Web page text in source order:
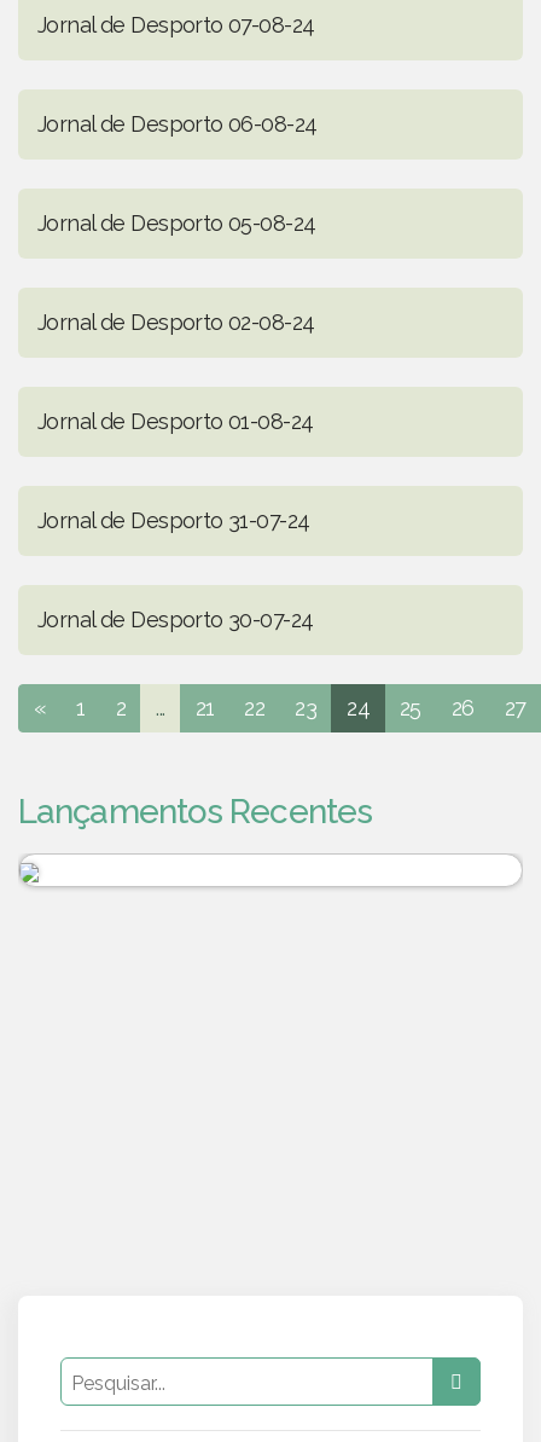
Jornal de Desporto 07-08-24
Jornal de Desporto 06-08-24
Jornal de Desporto 05-08-24
Jornal de Desporto 02-08-24
Jornal de Desporto 01-08-24
Jornal de Desporto 31-07-24
Jornal de Desporto 30-07-24
« 1 2 ... 21 22 23 24 25 26 27
Lançamentos Recentes